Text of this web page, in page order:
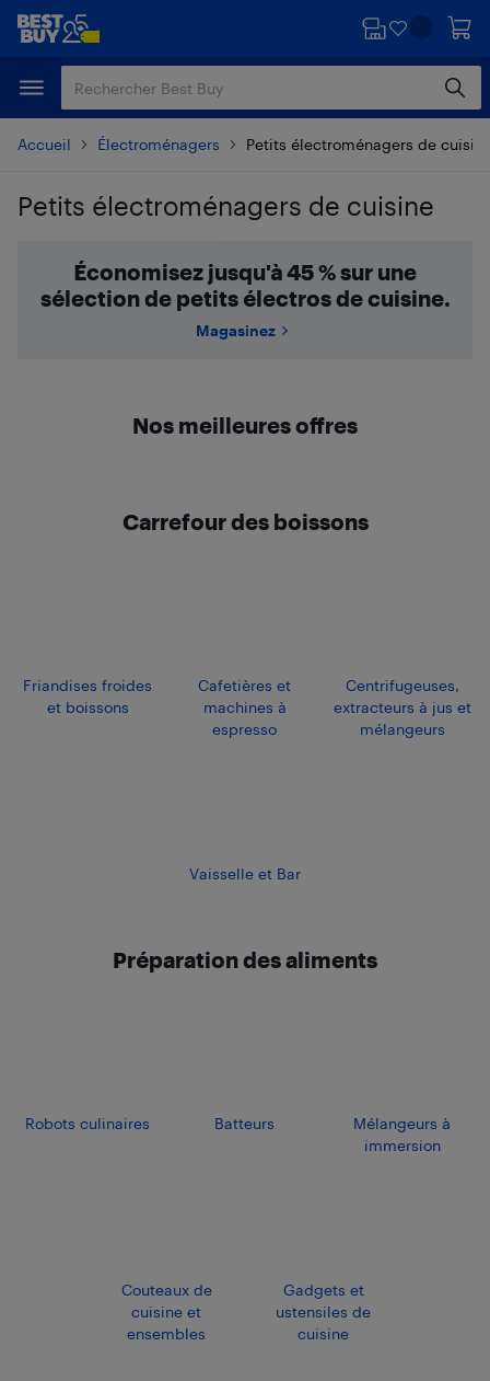
Passer
principal
Passer
Accueil Électroménagers Petits électroménagers de
Petits électroménagers de cuisine
Économisez jusqu'à 45 % sur une
sélection de petits électros de cuisine.
Magasinez
Nos meilleures offres
Carrefour des boissons
Friandises froides
et boissons
Cafetières et
machines à
espresso
Centrifugeuses,
extracteurs à jus et
mélangeurs
Vaisselle et Bar
Préparation des aliments
Robots culinaires Batteurs
Mélangeurs à
immersion
Couteaux de
cuisine et
ensembles
Gadgets et
ustensiles de
cuisine